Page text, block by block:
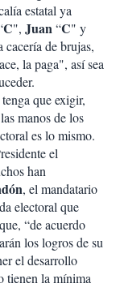
estatal ya
C", Juan“C" y
de brujas,
la paga", así sea
que exigir,
manos de los
es lo mismo.
el
han
, el mandatario
electoral que
“de acuerdo
los logros de su
el desarrollo
tienen la mínima